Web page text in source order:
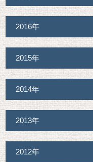
2016年
2015年
2014年
2013年
2012年